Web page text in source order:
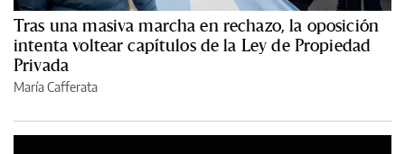
Tras una masiva marcha en rechazo, la oposición
intenta voltear capítulos de la Ley de Propiedad
Privada
María Cafferata